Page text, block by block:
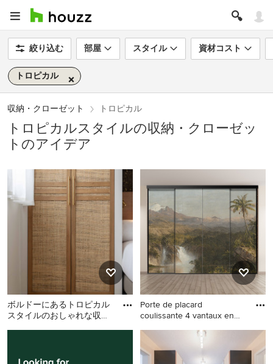
絞り込む 部屋 スタイル 資材コスト
トロピカル
収納・クローゼット トロピカル
トロピカルスタイルの収納・クローゼッ
トのアイデア
ボルドーにあるトロピカル
スタイルのおしゃれな収
ボルドーにあるトロピカル
納・クローゼットの写真
Porte de placard
coulissante 4 vantaux en
パリにある高級な広いトロ
ピカルスタイルのおしゃれ
な収納・クローゼット (造り